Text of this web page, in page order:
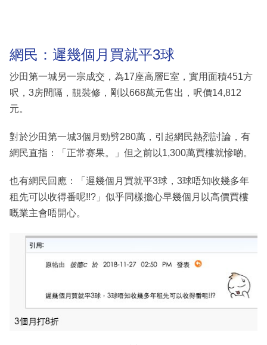
網民：遲幾個月買就平3球
沙田第一城另一宗成交，為17座高層E室，實用面積451方
呎，3房間隔，靚裝修，剛以668萬元售出，呎價14,812
元。
對於沙田第一城3個月勁劈280萬，引起網民熱烈討論，有
網民直指：「正常赛果。」但之前以1,300萬買樓就慘啲。
也有網民回應：「遲幾個月買就平3球，3球唔知收幾多年
租先可以收得番呢!!?」似乎同樣擔心早幾個月以高價買樓
嘅業主會唔開心。